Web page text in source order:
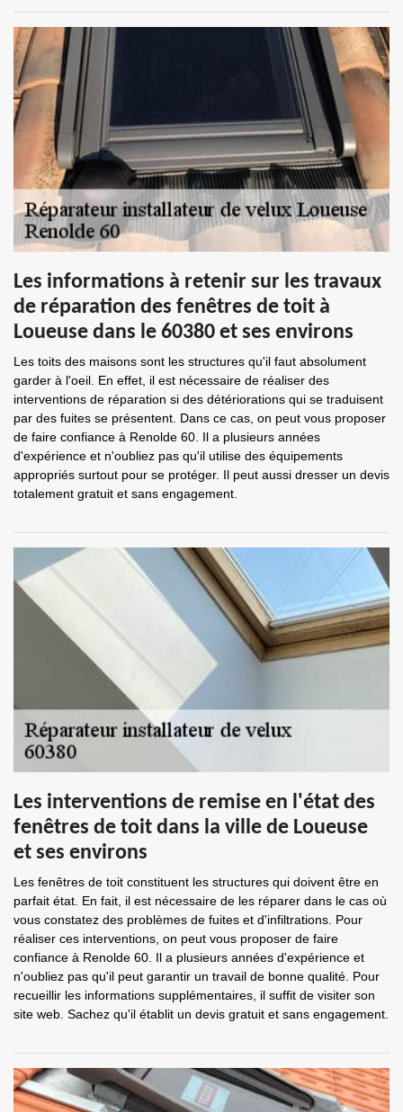
Les informations à retenir sur les travaux
de réparation des fenêtres de toit à
Loueuse dans le 60380 et ses environs
Les toits des maisons sont les structures qu'il faut absolument
garder à l'oeil. En effet, il est nécessaire de réaliser des
interventions de réparation si des détériorations qui se traduisent
par des fuites se présentent. Dans ce cas, on peut vous proposer
de faire confiance à Renolde 60. Il a plusieurs années
d'expérience et n'oubliez pas qu'il utilise des équipements
appropriés surtout pour se protéger. Il peut aussi dresser un devis
totalement gratuit et sans engagement.
Les interventions de remise en l'état des
fenêtres de toit dans la ville de Loueuse
et ses environs
Les fenêtres de toit constituent les structures qui doivent être en
parfait état. En fait, il est nécessaire de les réparer dans le cas où
vous constatez des problèmes de fuites et d'infiltrations. Pour
réaliser ces interventions, on peut vous proposer de faire
confiance à Renolde 60. Il a plusieurs années d'expérience et
n'oubliez pas qu'il peut garantir un travail de bonne qualité. Pour
recueillir les informations supplémentaires, il suffit de visiter son
site web. Sachez qu'il établit un devis gratuit et sans engagement.